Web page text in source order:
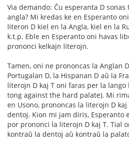
Via demando: Ĉu esperanta D
angla? Mi kredas ke en Esperanto
literon D kiel en la Angla, kiel en la
k.t.p. Eble en Esperanto oni havas
prononci kelkajn literojn.
Tamen, oni ne prononcas la Anglan
Portugalan D, la Hispanan D aŭ la
literojn D kaj T oni faras per la lango
tong against the hard palate). Mi
en Usono, prononcas la literojn D
dentoj. Kion mi jam diris, Esperanto
por prononci la literojn D kaj T. Tial
kontraŭ la dentoj aŭ kontraŭ la